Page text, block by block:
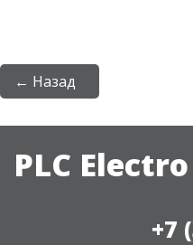
← Назад
PLC Electro
+7